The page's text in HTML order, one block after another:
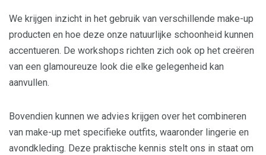
We krijgen inzicht in het gebruik van verschillende make-up
producten en hoe deze onze natuurlijke schoonheid kunnen
accentueren. De workshops richten zich ook op het creëren
van een glamoureuze look die elke gelegenheid kan
aanvullen.
Bovendien kunnen we advies krijgen over het combineren
van make-up met specifieke outfits, waaronder lingerie en
avondkleding. Deze praktische kennis stelt ons in staat om